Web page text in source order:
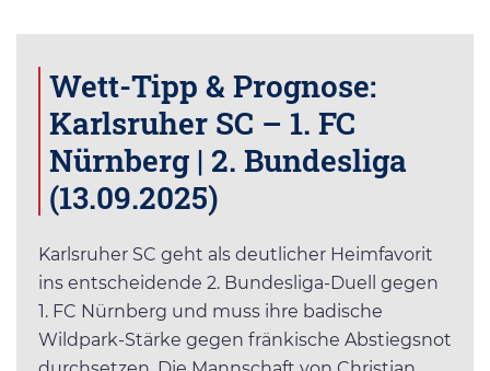
Wett-Tipp & Prognose:
Karlsruher SC – 1. FC
Nürnberg | 2. Bundesliga
(13.09.2025)
Karlsruher SC geht als deutlicher Heimfavorit
ins entscheidende 2. Bundesliga-Duell gegen
1. FC Nürnberg und muss ihre badische
Wildpark-Stärke gegen fränkische Abstiegsnot